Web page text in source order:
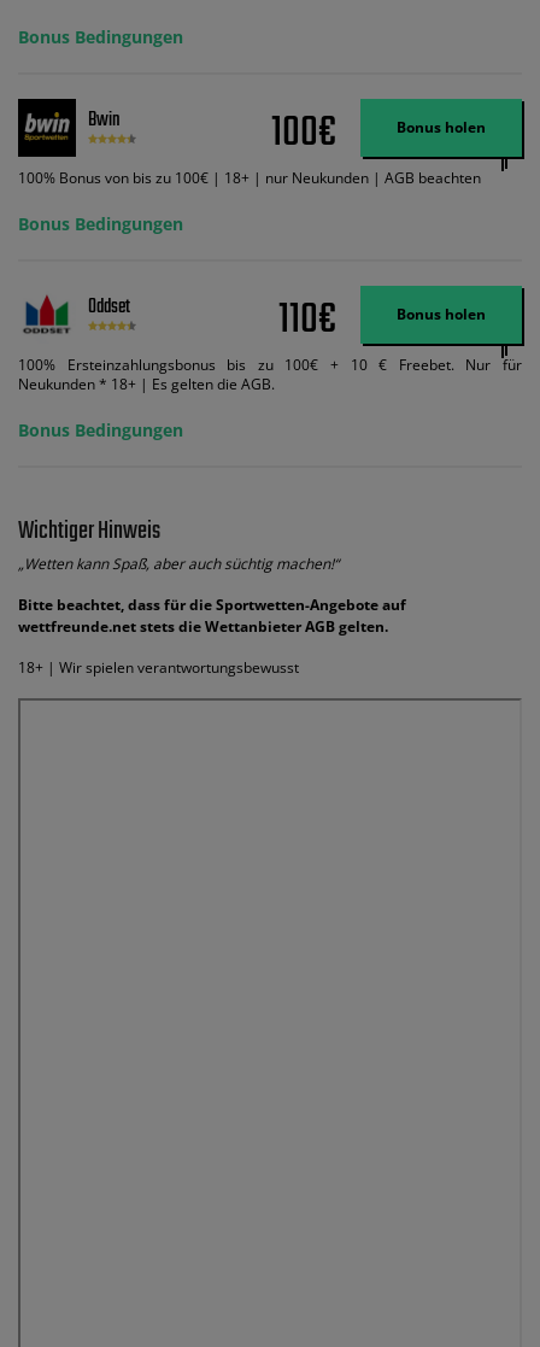
ein und wir geben Ihnen die entsprechende qualifizierende Einzahlung in
Wett-Credits, wenn Sie qualifizierende Wetten im gleichen Wert platzieren
Wett-Credits aus. Es gelten die AGB, Zeitlimits und Ausnahmen. Der Bonus-
Code VIPANGEBOT kann während der Anmeldung benutzt werden, jedoch
ändert dies den Angebotsbetrag in keinster Weise.
Bonus Bedingungen
Bwin 100€ Bonus holen
100% Bonus von bis zu 100€ | 18+ | nur Neukunden | AGB beachten
Bonus Bedingungen
Oddset 110€ Bonus holen
100% Ersteinzahlungsbonus bis zu 100€ + 10 € Freebet. Nur für
Neukunden * 18+ | Es gelten die AGB.
Bonus Bedingungen
Wichtiger Hinweis
„Wetten kann Spaß, aber auch süchtig machen!“
Bitte beachtet, dass für die Sportwetten-Angebote auf
wettfreunde.net stets die Wettanbieter AGB gelten.
18+ | Wir spielen verantwortungsbewusst